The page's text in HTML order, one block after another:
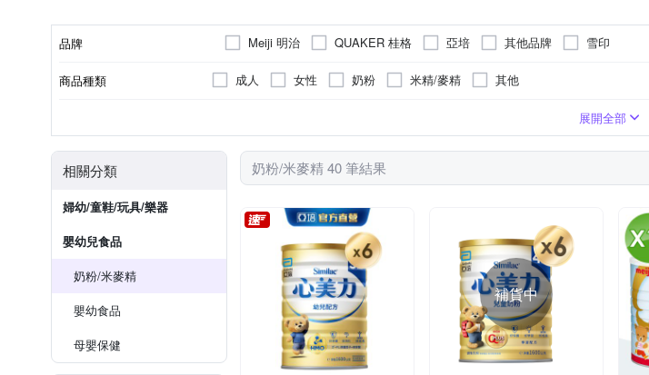
品牌 Meiji 明治 QUAKER 桂格 亞培 其他品牌 雪印
商品種類 成人 女性 奶粉 米精/麥精 其他
荷蘭 澳洲
荷蘭 澳洲
A-130961216-00000-6
展開全部
相關分類
婦幼/童鞋/玩具/樂器
嬰幼兒食品
奶粉/米麥精
嬰幼食品
母嬰保健
奶粉/米麥精 40 筆結果
補貨中